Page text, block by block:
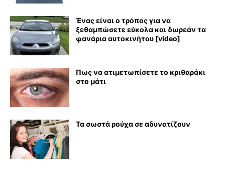
Ένας είναι ο τρόπος για να
ξεθαμπώσετε εύκολα και δωρεάν τα
φανάρια αυτοκινήτου [video]
Πως να ατιμετωπίσετε το κριθαράκι
στο μάτι
Τα σωστά ρούχα σε αδυνατίζουν